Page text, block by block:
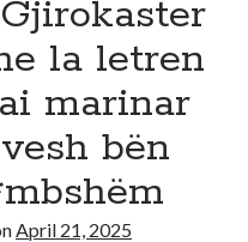
la letren
marinar
bën
April 21, 2025